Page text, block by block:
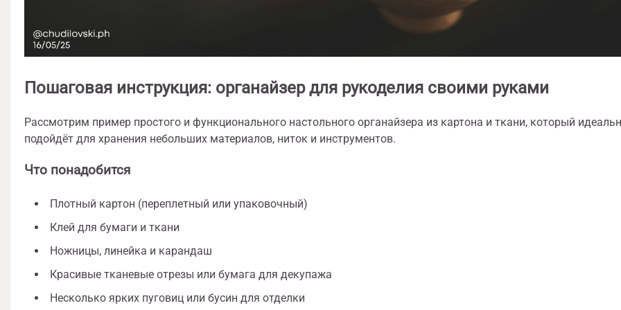
Пошаговая инструкция: органайзер для рукоделия своими руками
Рассмотрим пример простого и функционального настольного органайзера из картона и ткани, который
подойдёт для хранения небольших материалов, ниток и инструментов.
Что понадобится
Плотный картон (переплетный или упаковочный)
Клей для бумаги и ткани
Ножницы, линейка и карандаш
Красивые тканевые отрезы или бумага для декупажа
Несколько ярких пуговиц или бусин для отделки